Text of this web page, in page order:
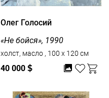
Олег Голосий
«Не бойся», 1990
холст, масло , 100 x 120 см
40 000 $